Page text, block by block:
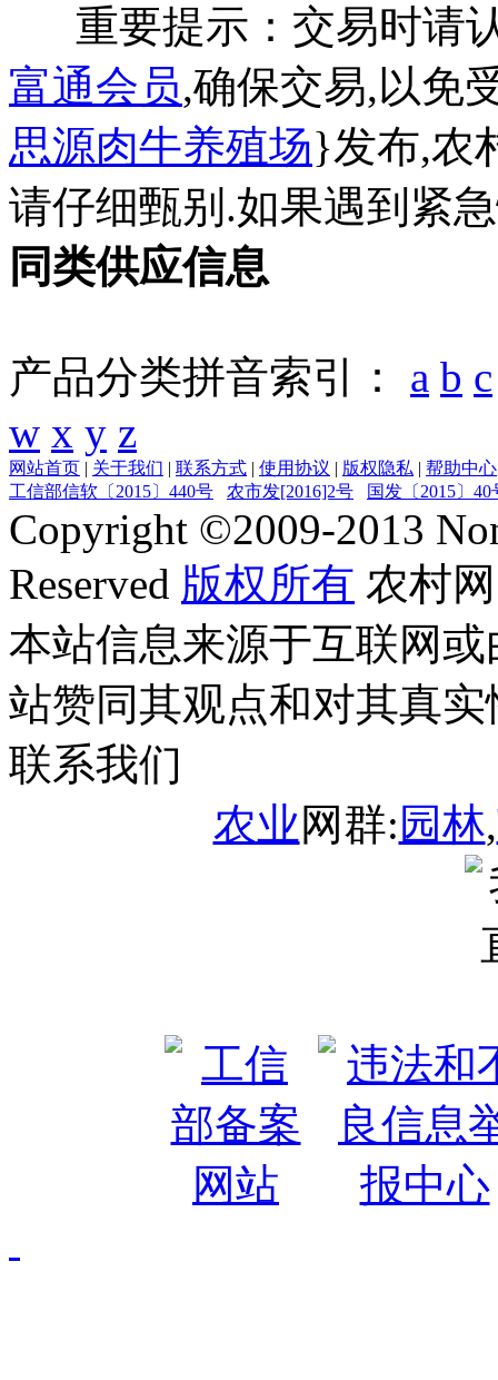
重要提示：交易时请
富通会员,确保交易,以免
思源肉牛养殖场}发布,农
请仔细甄别.如果遇到紧
同类供应信息
产品分类拼音索引： a b c
w x y z
网站首页 | 关于我们 | 联系方式 | 使用协议 | 版权隐私 | 帮助中心
工信部信软〔2015〕440号
农市发[2016]2号 国发〔2015〕40
Copyright ©2009-2013
Reserved 版权所有 农村网
本站信息来源于互联网
站赞同其观点和对其真
联系我们
农业网群: 园林,